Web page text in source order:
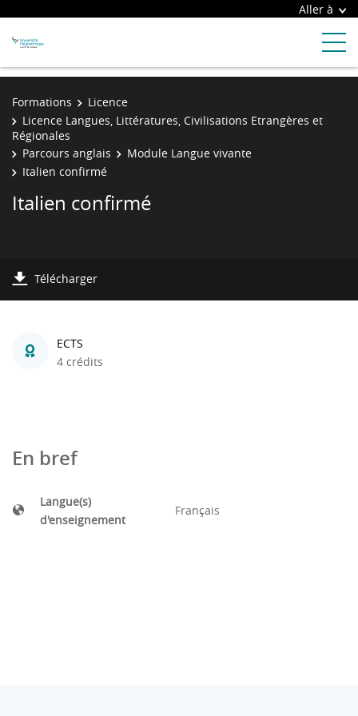
Aller à
Formations
Licence
Licence Langues, Littératures, Civilisations Etrangères et
Régionales
Parcours anglais
Module Langue vivante
Italien confirmé
Italien confirmé
Télécharger
ECTS
4 crédits
En bref
Langue(s)
d'enseignement
Français